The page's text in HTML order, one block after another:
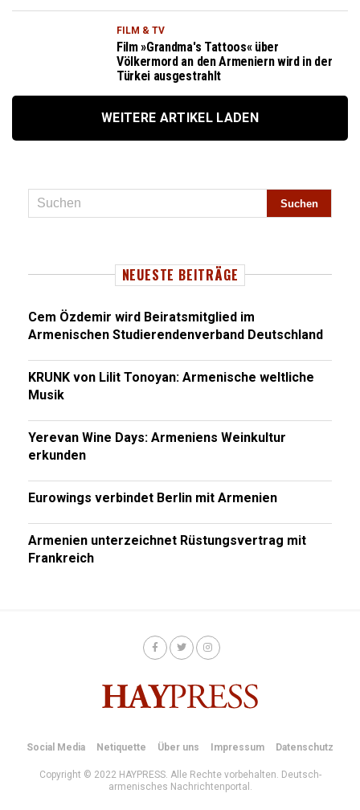
FILM & TV
Film »Grandma's Tattoos« über
Völkermord an den Armeniern wird in der
Türkei ausgestrahlt
WEITERE ARTIKEL LADEN
NEUESTE BEITRÄGE
Cem Özdemir wird Beiratsmitglied im
Armenischen Studierendenverband Deutschland
KRUNK von Lilit Tonoyan: Armenische weltliche
Musik
Yerevan Wine Days: Armeniens Weinkultur
erkunden
Eurowings verbindet Berlin mit Armenien
Armenien unterzeichnet Rüstungsvertrag mit
Frankreich
Social Media Netiquette Über uns Impressum Datenschutz
Copyright © 2022 HAYPRESS. Alle Rechte vorbehalten. Deutsch-
armenisches Nachrichtenportal.